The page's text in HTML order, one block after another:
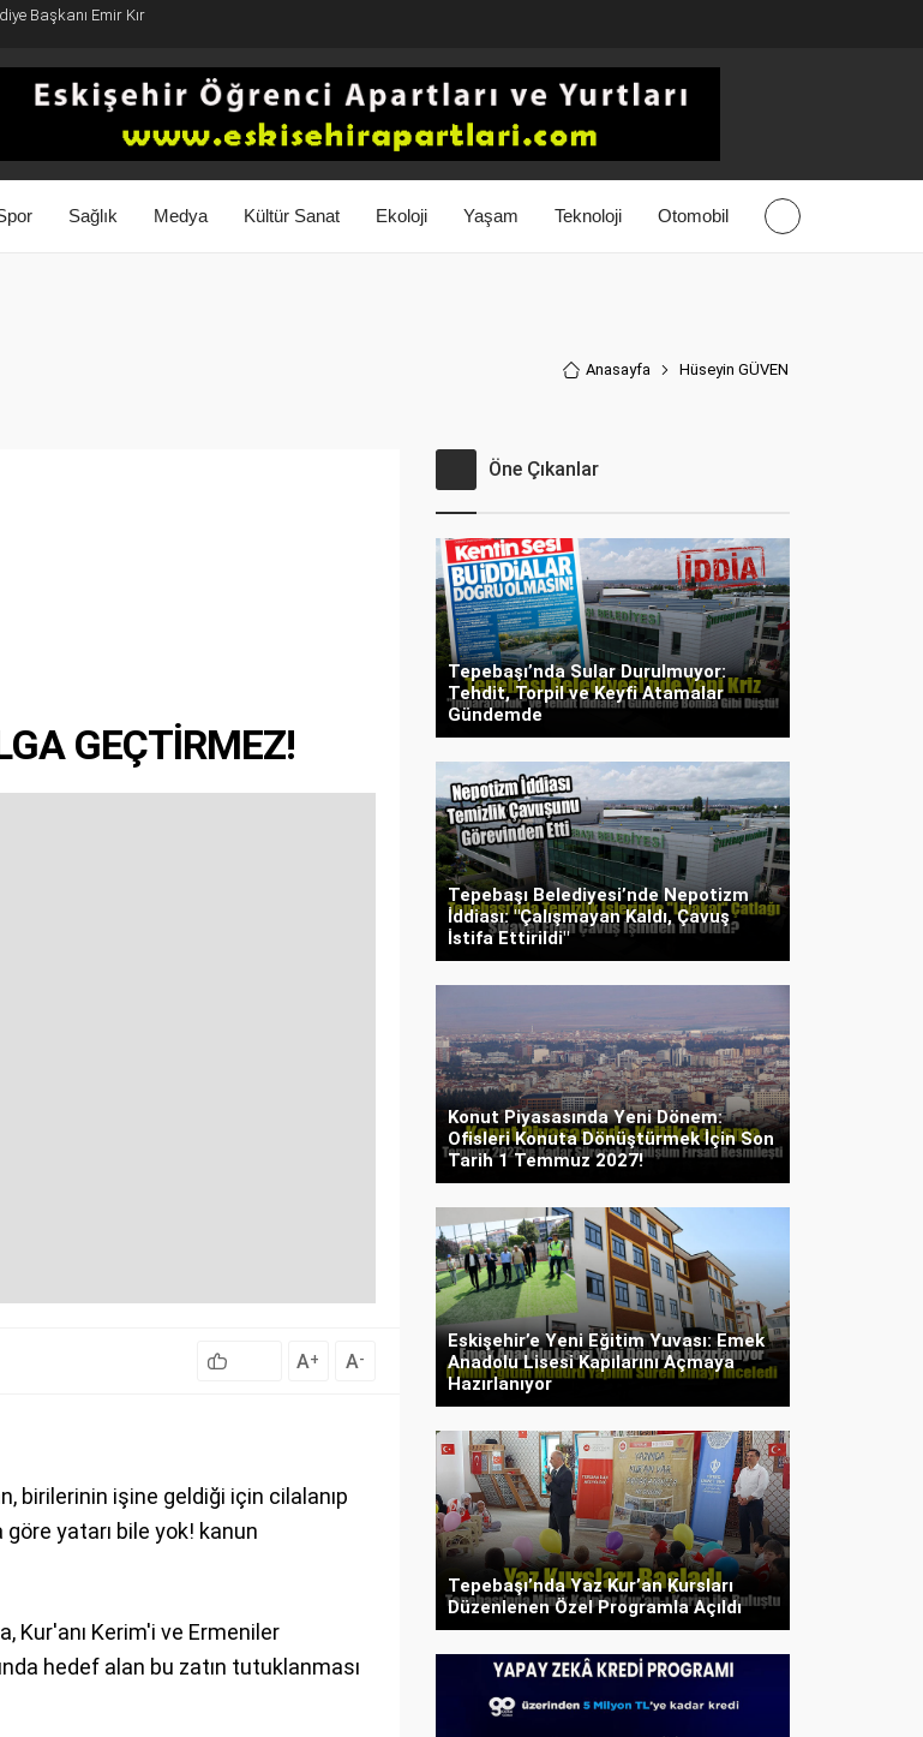
Başkanı Emir Kır
Sağlık Medya Kültür Sanat Ekoloji Yaşam Teknoloji Otomobil
Anasayfa Hüseyin GÜVEN
GEÇTİRMEZ!
A+ A-
birilerinin işine geldiği için cilalanıp
yatarı bile yok! kanun
Kur'anı Kerim'i ve Ermeniler
hedef alan bu zatın tutuklanması
Öne Çıkanlar
Tepebaşı’nda Sular Durulmuyor:
Tehdit, Torpil ve Keyfi Atamalar
Gündemde
Tepebaşı Belediyesi’nde Nepotizm
İddiası: "Çalışmayan Kaldı, Çavuş
İstifa Ettirildi"
Konut Piyasasında Yeni Dönem:
Ofisleri Konuta Dönüştürmek İçin Son
Tarih 1 Temmuz 2027!
Eskişehir’e Yeni Eğitim Yuvası: Emek
Anadolu Lisesi Kapılarını Açmaya
Hazırlanıyor
Tepebaşı’nda Yaz Kur’an Kursları
Düzenlenen Özel Programla Açıldı